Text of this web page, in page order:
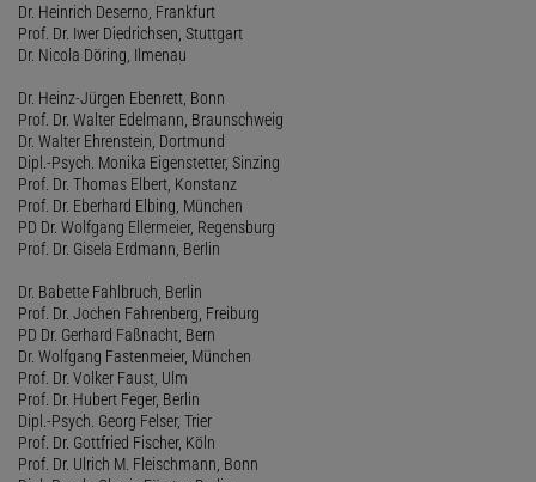
Dr. Heinrich Deserno, Frankfurt
Prof. Dr. Iwer Diedrichsen, Stuttgart
Dr. Nicola Döring, Ilmenau
Dr. Heinz-Jürgen Ebenrett, Bonn
Prof. Dr. Walter Edelmann, Braunschweig
Dr. Walter Ehrenstein, Dortmund
Dipl.-Psych. Monika Eigenstetter, Sinzing
Prof. Dr. Thomas Elbert, Konstanz
Prof. Dr. Eberhard Elbing, München
PD Dr. Wolfgang Ellermeier, Regensburg
Prof. Dr. Gisela Erdmann, Berlin
Dr. Babette Fahlbruch, Berlin
Prof. Dr. Jochen Fahrenberg, Freiburg
PD Dr. Gerhard Faßnacht, Bern
Dr. Wolfgang Fastenmeier, München
Prof. Dr. Volker Faust, Ulm
Prof. Dr. Hubert Feger, Berlin
Dipl.-Psych. Georg Felser, Trier
Prof. Dr. Gottfried Fischer, Köln
Prof. Dr. Ulrich M. Fleischmann, Bonn